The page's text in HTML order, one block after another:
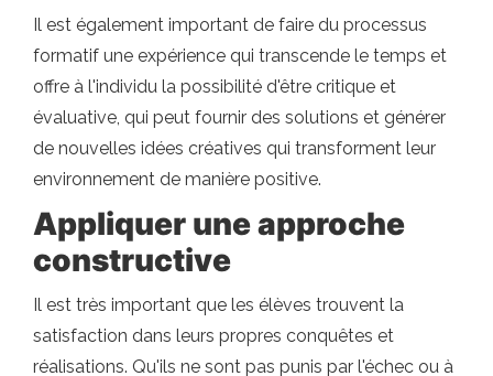
Il est également important de faire du processus
formatif une expérience qui transcende le temps et
offre à l'individu la possibilité d'être critique et
évaluative, qui peut fournir des solutions et générer
de nouvelles idées créatives qui transforment leur
environnement de manière positive.
Appliquer une approche
constructive
Il est très important que les élèves trouvent la
satisfaction dans leurs propres conquêtes et
réalisations. Qu'ils ne sont pas punis par l'échec ou à